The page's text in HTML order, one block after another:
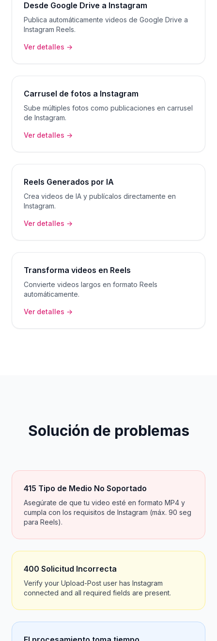
Desde Google Drive a Instagram
Publica automáticamente videos de Google Drive a
Instagram Reels.
Ver detalles →
Carrusel de fotos a Instagram
Sube múltiples fotos como publicaciones en carrusel
de Instagram.
Ver detalles →
Reels Generados por IA
Crea videos de IA y publícalos directamente en
Instagram.
Ver detalles →
Transforma videos en Reels
Convierte videos largos en formato Reels
automáticamente.
Ver detalles →
Solución de problemas
415 Tipo de Medio No Soportado
Asegúrate de que tu video esté en formato MP4 y
cumpla con los requisitos de Instagram (máx. 90 seg
para Reels).
400 Solicitud Incorrecta
Verify your Upload-Post user has Instagram
connected and all required fields are present.